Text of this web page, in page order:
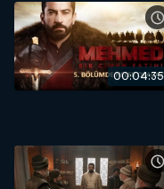
00:04:35